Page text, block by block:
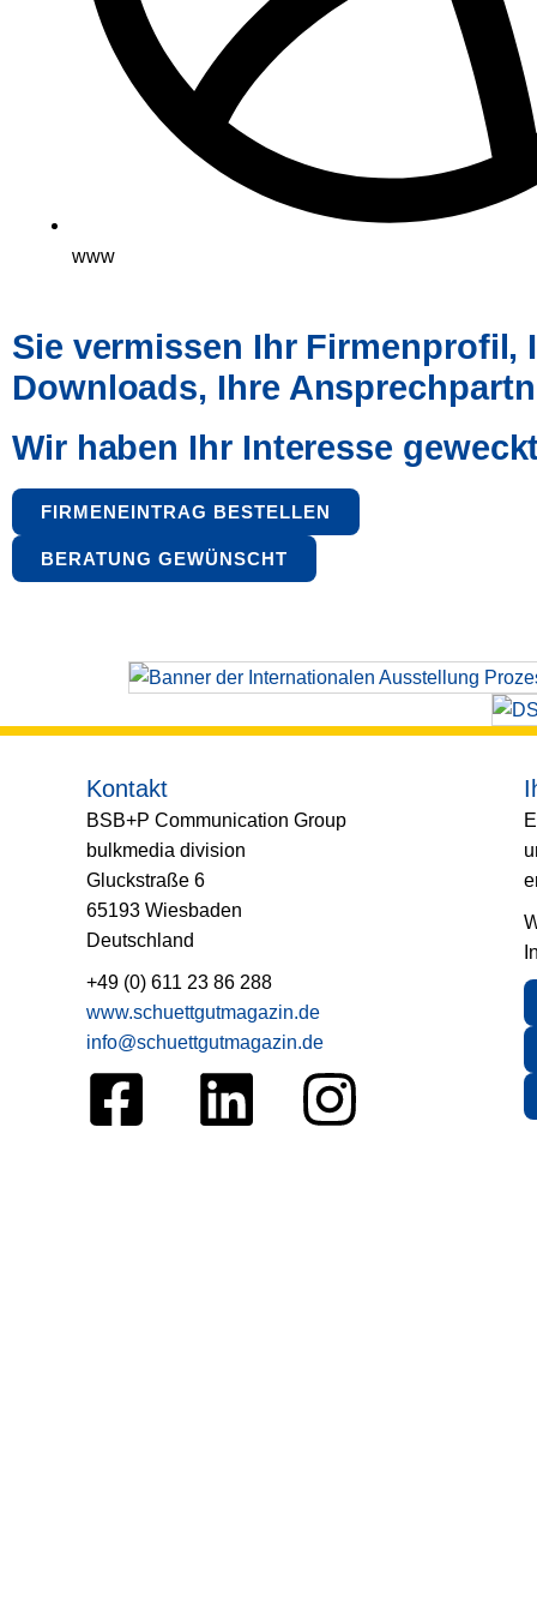
www
Sie vermissen Ihr
Downloads, Ihre
Wir haben Ihr Interesse
FIRMENEINTRAG BESTELLEN
BERATUNG GEWÜNSCHT
Kontakt
BSB+P Communication Group
bulkmedia division
Gluckstraße 6
65193 Wiesbaden
Deutschland
+49 (0) 611 23 86 288
www.schuettgutmagazin.de
info@schuettgutmagazin.de